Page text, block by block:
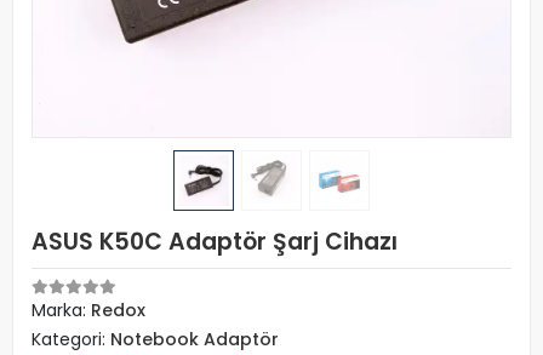
ASUS K50C Adaptör Şarj Cihazı
Marka: Redox
Kategori: Notebook Adaptör